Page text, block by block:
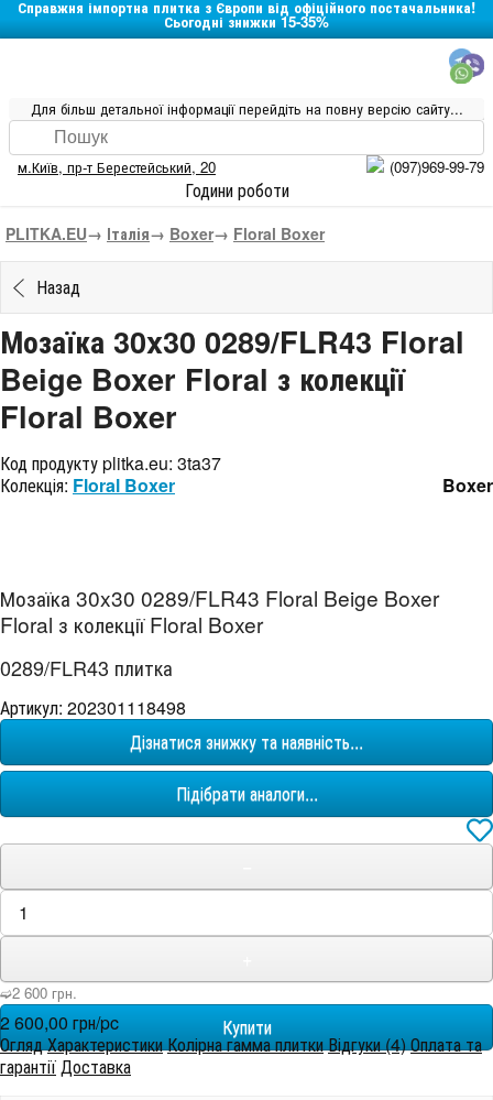
Справжня імпортна плитка з Європи від офіційного постачальника!
Сьогодні знижки 15-35%
Для більш детальної інформації перейдіть на повну версію сайту...
м.Київ, пр-т Берестейський, 20 (097)969-99-79
Години роботи
PLITKA.EU→ Італія→ Boxer→ Floral Boxer
Назад
Мозаїка 30x30 0289/FLR43 Floral
Beige Boxer Floral з колекції
Floral Boxer
Код продукту plitka.eu: 3ta37
Колекція: Floral Boxer Boxer
Мозаїка 30x30 0289/FLR43 Floral Beige Boxer
Floral з колекції Floral Boxer
0289/FLR43 плитка
Артикул: 202301118498
Дізнатися знижку та наявність...
Підібрати аналоги...
➫2 600 грн.
2 600,00 грн/pc
ОглядХарактеристикиКолірна гамма плиткиВідгуки (4)Оплата та
гарантії Доставка